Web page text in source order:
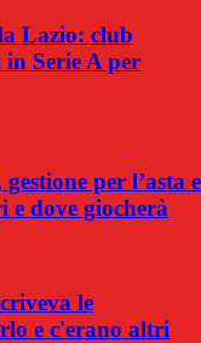
Lazio: club
Serie A per
per l’asta e
dove giocherà
le
e c'erano altri